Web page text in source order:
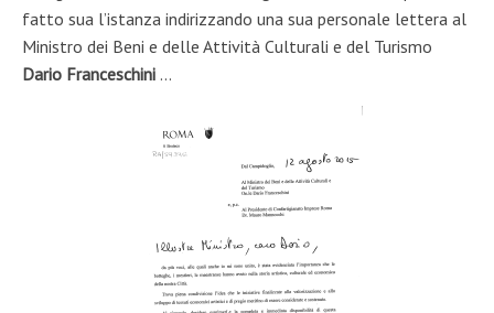
fatto sua l’istanza indirizzando una sua personale lettera al
Ministro dei Beni e delle Attività Culturali e del Turismo
Dario Franceschini …